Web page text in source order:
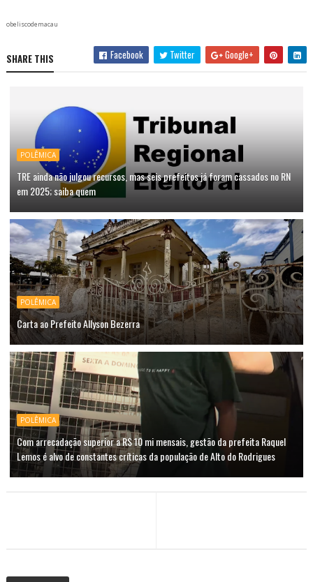
obeliscodemacau
SHARE THIS Facebook Twitter Google+
POLÊMICA
TRE ainda não julgou recursos, mas seis prefeitos já foram cassados no RN
em 2025; saiba quem
POLÊMICA
Carta ao Prefeito Allyson Bezerra
POLÊMICA
Com arrecadação superior a R$ 10 mi mensais, gestão da prefeita Raquel
Lemos é alvo de constantes críticas da população de Alto do Rodrigues